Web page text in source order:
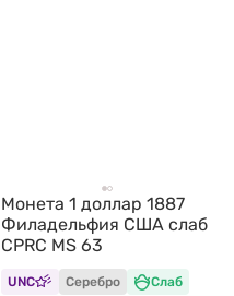
Монета 1 доллар 1887
Филадельфия США слаб
CPRC MS 63
UNC Серебро Слаб